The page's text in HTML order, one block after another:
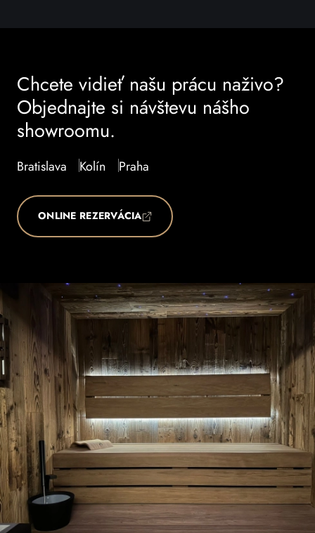
Chcete vidieť našu prácu naživo?
Objednajte si návštevu nášho
showroomu.
Bratislava Kolín Praha
ONLINE REZERVÁCIA